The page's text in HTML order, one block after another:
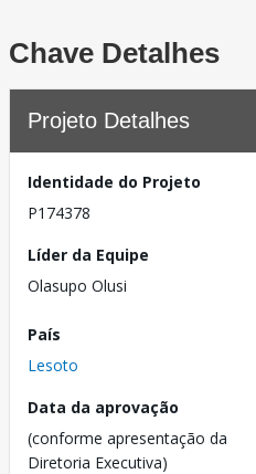
Chave Detalhes
Projeto Detalhes
Identidade do Projeto
P174378
Líder da Equipe
Olasupo Olusi
País
Lesoto
Data da aprovação
(conforme apresentação da
Diretoria Executiva)